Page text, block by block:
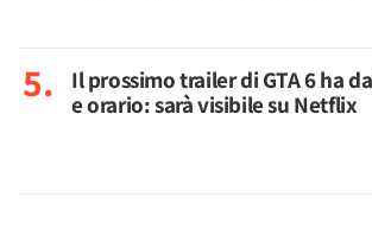
Il prossimo trailer di GTA 6 ha
e orario: sarà visibile su Netflix